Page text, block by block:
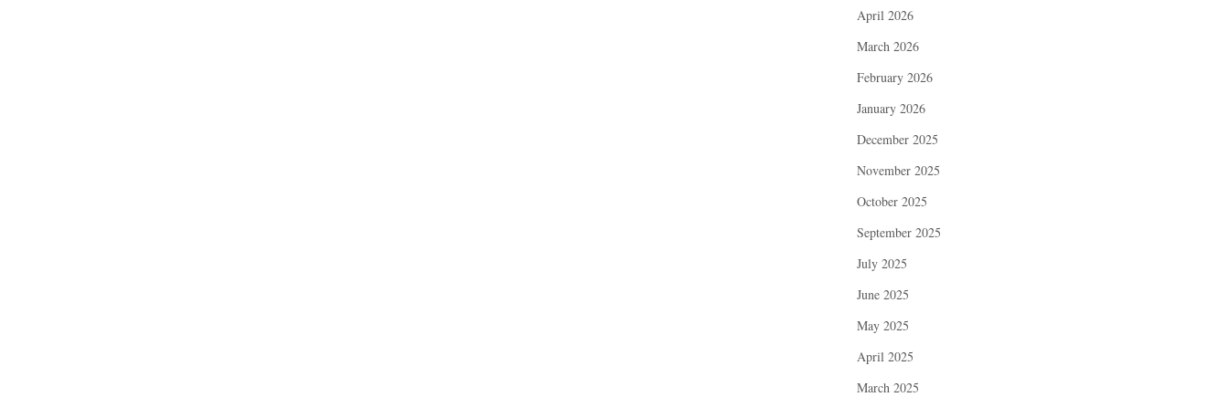
April 2026
March 2026
February 2026
January 2026
December 2025
November 2025
October 2025
September 2025
July 2025
June 2025
May 2025
April 2025
March 2025